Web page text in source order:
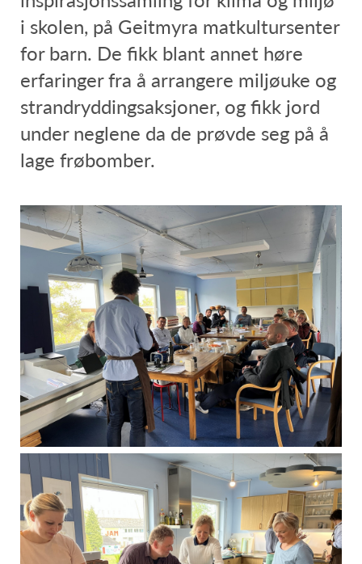
i skolen, på Geitmyra matkultursenter
for barn. De fikk blant annet høre
erfaringer fra å arrangere miljøuke og
strandryddingsaksjoner, og fikk jord
under neglene da de prøvde seg på å
lage frøbomber.